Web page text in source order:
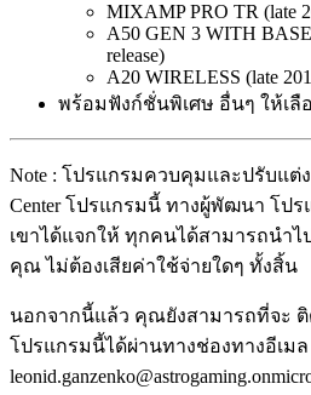
MIXAMP PRO TR (late
A50 GEN 3 WITH
release)
A20 WIRELESS (late
พร้อมฟังก์ชั่นพิเศษ อื่นๆ ให้เลื
Note : โปรแกรมควบคุมและปรับแต่ง
Center โปรแกรมนี้ ทางผู้พัฒนา โปรแ
เขาได้แจกให้ ทุกคนได้สามารถนำไ
คุณ ไม่ต้องเสียค่าใช้จ่ายใดๆ ทั้งสิ้น
นอกจากนี้แล้ว คุณยังสามารถที่จะ
โปรแกรมนี้ได้ผ่านทางช่องทางอีเมล